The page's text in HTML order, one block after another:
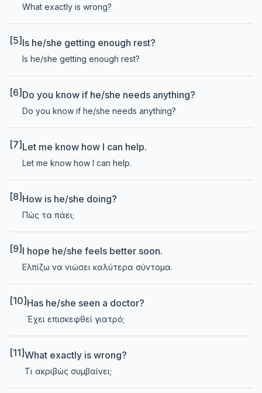
What exactly is wrong?
[5] Is he/she getting enough rest?
Is he/she getting enough rest?
[6] Do you know if he/she needs anything?
Do you know if he/she needs anything?
[7] Let me know how I can help.
Let me know how I can help.
[8] How is he/she doing?
Πώς τα πάει;
[9] I hope he/she feels better soon.
Ελπίζω να νιώσει καλύτερα σύντομα.
[10] Has he/she seen a doctor?
Έχει επισκεφθεί γιατρό;
[11]What exactly is wrong?
Τι ακριβώς συμβαίνει;